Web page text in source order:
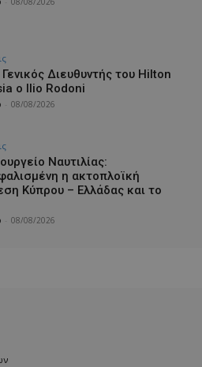
Διευθυντής του Hilton
ο Ilio Rodoni
08/08/2026
Ναυτιλίας:
η ακτοπλοϊκή
Κύπρου – Ελλάδας και το
08/08/2026